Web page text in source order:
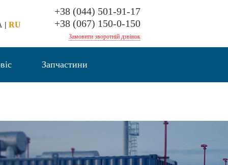
| RU
+38 (044) 501-91-17
+38 (067) 150-0-150
Замовити зворотній дзвінок
Запчастини